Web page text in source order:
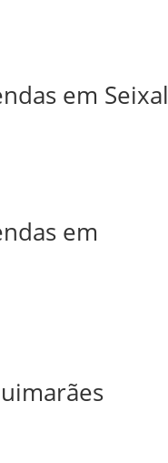
em Seixal
em